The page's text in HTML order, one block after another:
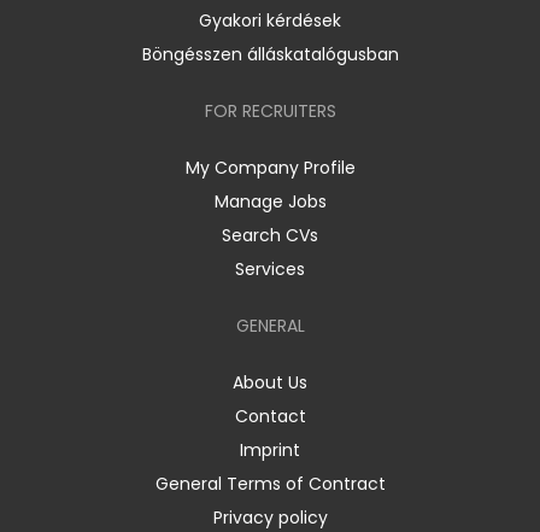
Gyakori kérdések
Böngésszen álláskatalógusban
FOR RECRUITERS
My Company Profile
Manage Jobs
Search CVs
Services
GENERAL
About Us
Contact
Imprint
General Terms of Contract
Privacy policy